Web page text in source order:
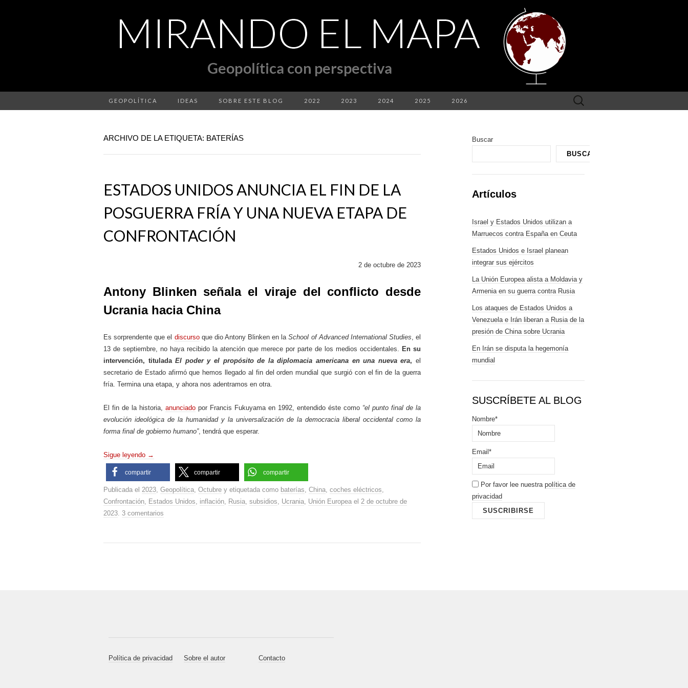
GEOPOLÍTICA IDEAS SOBRE ESTE BLOG 2022 2023 2024 2025 2026 Buscar:
ARCHIVO DE LA ETIQUETA: BATERÍAS
ESTADOS UNIDOS ANUNCIA EL FIN DE LA
POSGUERRA FRÍA Y UNA NUEVA ETAPA DE
CONFRONTACIÓN
2 de octubre de 2023
Antony Blinken señala el viraje del conflicto desde
Ucrania hacia China
Es sorprendente que el discursoque dio Antony Blinken en laSchool of Advanced International Studies, el
13 de septiembre, no haya recibido la atención que merece por parte de los medios occidentales. En su
intervención, tituladaEl poder y el propósito de la diplomacia americana en una nueva era, el
secretario de Estado afirmó que hemos llegado al fin del orden mundial que surgió con el fin de la guerra
fría. Termina una etapa, y ahora nos adentramos en otra.
El fin de la historia, anunciado por Francis Fukuyama en 1992, entendido éste como “el punto final de la
evolución ideológica de la humanidad y la universalización de la democracia liberal occidental como la
forma final de gobierno humano”, tendrá que esperar.
Sigue leyendo →
compartir compartir compartir
Publicada el 2023, Geopolítica, Octubre y etiquetada como baterías, China, coches eléctricos,
Confrontación, Estados Unidos, inflación, Rusia, subsidios, Ucrania, Unión Europea el 2 de octubre de
2023. 3 comentarios
Buscar
BUSCAR
Artículos
Israel y Estados Unidos utilizan a
Marruecos contra España en Ceuta
Estados Unidos e Israel planean
integrar sus ejércitos
La Unión Europea alista a Moldavia y
Armenia en su guerra contra Rusia
Los ataques de Estados Unidos a
Venezuela e Irán liberan a Rusia de la
presión de China sobre Ucrania
En Irán se disputa la hegemonía
mundial
SUSCRÍBETE AL BLOG
Nombre*
Email*
Por favor lee nuestra política de
privacidad
Política de privacidad Sobre el autor Contacto